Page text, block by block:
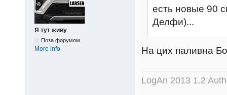
Я тут живу
Поза форумом
More info
есть новые 90
Делфи)...
На цих паливна
LogAn 2013 1.2